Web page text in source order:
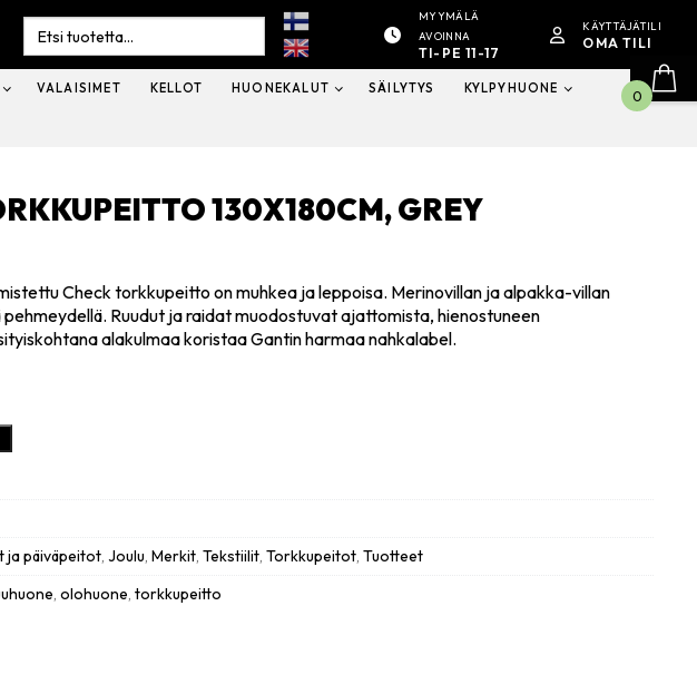
Search
for:
MYYMÄLÄ
AVOINNA
TI-PE 11-17
KÄYTTÄJÄTILI
OMA TILI
VALAISIMET KELLOT HUONEKALUT SÄILYTYS KYLPYHUONE
130X180CM, GREY
Check torkkupeitto on muhkea ja leppoisa. Merinovillan ja alpakka-villan
pehmeydellä. Ruudut ja raidat muodostuvat ajattomista, hienostuneen
alakulmaa koristaa Gantin harmaa nahkalabel.
ja päiväpeitot, Joulu, Merkit, Tekstiilit, Torkkupeitot, Tuotteet
, olohuone, torkkupeitto
0